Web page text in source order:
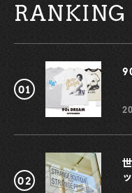
RANKING